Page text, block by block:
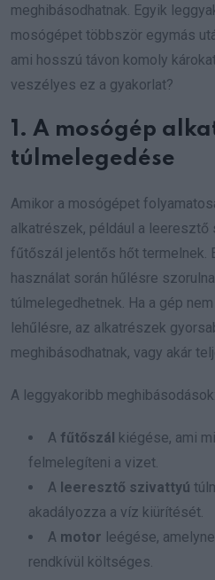
meghibásodhatnak. Egyik
mosógépet többször egymás
ami hosszú távon komoly
veszélyes ez a gyakorlat?
1. A mosógép
túlmelegedése
Amikor a mosógépet
alkatrészek, például a leeresztő
fűtőszál jelentős hőt termelnek.
használat során hűlésre
túlmelegedhetnek. Ha a gép
lehűlésre, az alkatrészek
meghibásodhatnak, vagy akár
A leggyakoribb meghibásodások:
A fűtőszál kiégése, ami
felmelegíteni a vizet.
A leeresztő szivattyú
akadályozza a víz kiürítését.
A motor leégése,
rendkívül költséges.